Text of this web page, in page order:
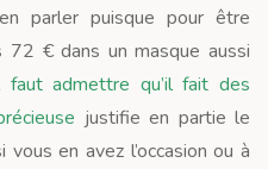
parler puisque pour être
€ dans un masque aussi
faut admettre qu’il fait des
justifie en partie le
en avez l’occasion ou à